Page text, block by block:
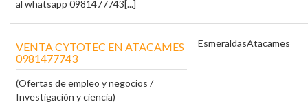
al whatsapp 0981477743[...]
VENTA CYTOTEC EN ATACAMES
0981477743
(Ofertas de empleo y negocios /
Investigación y ciencia)
EsmeraldasAtacames